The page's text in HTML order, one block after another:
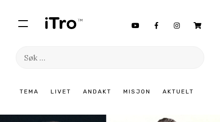
TEMA LIVET ANDAKT MISJON AKTUELT
Søk
innhold